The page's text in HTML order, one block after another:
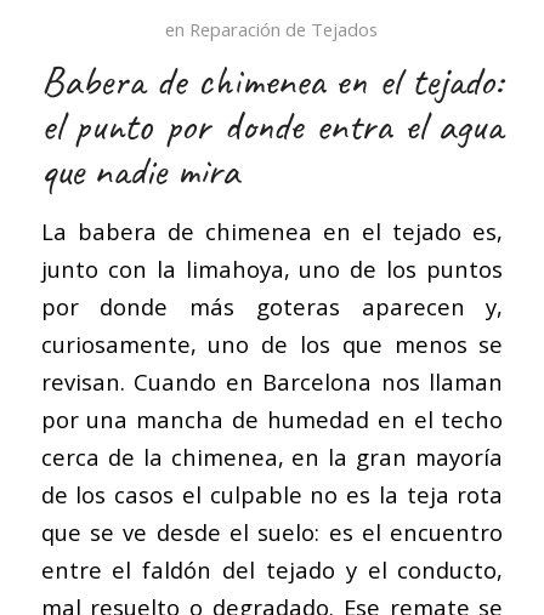
en Reparación de Tejados
Babera de chimenea en el tejado:
el punto por donde entra el agua
que nadie mira
La babera de chimenea en el tejado es,
junto con la limahoya, uno de los puntos
por donde más goteras aparecen y,
curiosamente, uno de los que menos se
revisan. Cuando en Barcelona nos llaman
por una mancha de humedad en el techo
cerca de la chimenea, en la gran mayoría
de los casos el culpable no es la teja rota
que se ve desde el suelo: es el encuentro
entre el faldón del tejado y el conducto,
mal resuelto o degradado. Ese remate se